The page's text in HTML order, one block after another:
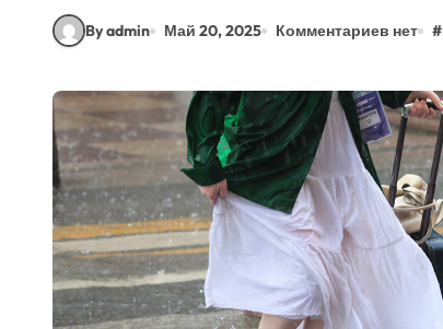
By admin Май 20, 2025 Комментариев нет #